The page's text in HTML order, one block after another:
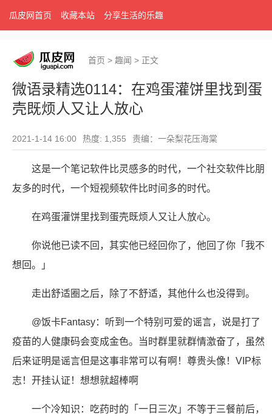
瓜皮网首页 收藏本站 分享生活的乐趣
首页 > 趣闻 > 正文
微语录精选0114：在鸡蛋灌饼里找到蛋
壳既烦人又让人放心
2021-1-14 16:00 热度: 1,355 责编：一朵梨花压海棠
这是一个笔记软件比灵感多的时代，一个社交软件比朋
友多的时代，一个短视频软件比时间多的时代。
在鸡蛋灌饼里找到蛋壳既烦人又让人放心。
你说他已读不回，其实他已经回你了，他回了你「我不
想回。」
走出舒适圈之后，除了不舒适，其他什么也没得到。 ​​​​
@饭卡Fantasy：听到一个特别可爱的谣言，说是打了
疫苗的人健康码会变成金色。当时群里就群情激奋了，虽然
后来证明是谣言但是这事非常可以有啊！尊贵头像！VIP标
志！开挂认证！想想就超棒啊 ​​​​
一个冷知识：吃药时的「一日三次」不等于三餐前后，